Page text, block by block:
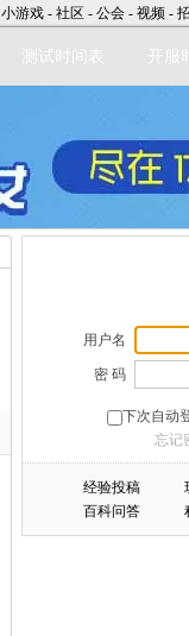
小游戏 - 社区 - 公会 - 视频 -
测试时间表 开服
用户名
密 码
下次自动
忘记
经验投稿
百科问答